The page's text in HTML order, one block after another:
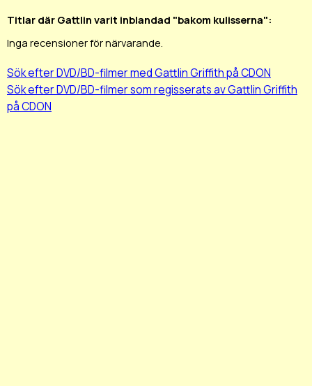
Titlar där Gattlin varit inblandad "bakom kulisserna":
Inga recensioner för närvarande.
Sök efter DVD/BD-filmer med Gattlin Griffith på CDON
Sök efter DVD/BD-filmer som regisserats av Gattlin Griffith
på CDON